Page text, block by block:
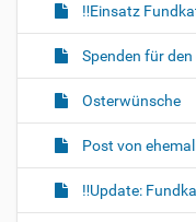
‼️Einsatz
Spenden für
Osterwünsche
Post von
‼️Update: